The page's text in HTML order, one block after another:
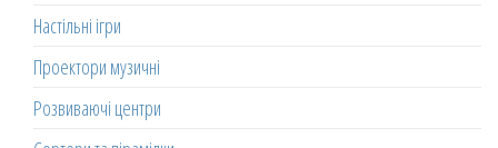
Настільні ігри
Проектори музичні
Розвиваючі центри